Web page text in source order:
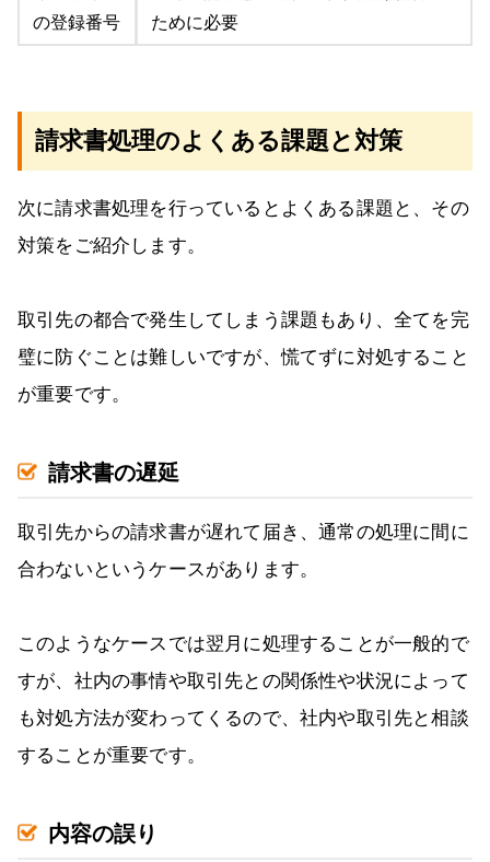
の登録番号
ために必要
請求書処理のよくある課題と対策
次に請求書処理を行っているとよくある課題と、その
対策をご紹介します。
取引先の都合で発生してしまう課題もあり、全てを完
璧に防ぐことは難しいですが、慌てずに対処すること
が重要です。
請求書の遅延
取引先からの請求書が遅れて届き、通常の処理に間に
合わないというケースがあります。
このようなケースでは翌月に処理することが一般的で
すが、社内の事情や取引先との関係性や状況によって
も対処方法が変わってくるので、社内や取引先と相談
することが重要です。
内容の誤り